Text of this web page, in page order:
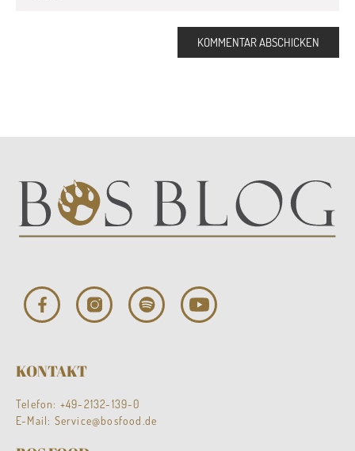
KONTAKT
Telefon: +49-2132-139-0
E-Mail: Service@bosfood.de